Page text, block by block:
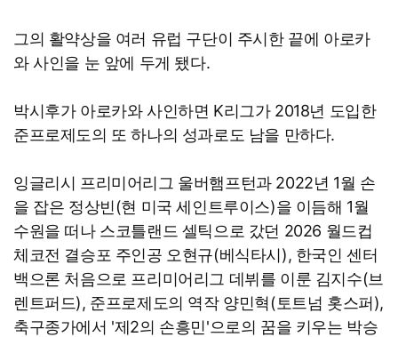
그의 활약상을 여러 유럽 구단이 주시한 끝에 아로카
와 사인을 눈 앞에 두게 됐다.
박시후가 아로카와 사인하면 K리그가 2018년 도입한
준프로제도의 또 하나의 성과로도 남을 만하다.
잉글리시 프리미어리그 울버햄프턴과 2022년 1월 손
을 잡은 정상빈(현 미국 세인트루이스)을 이듬해 1월
수원을 떠나 스코틀랜드 셀틱으로 갔던 2026 월드컵
체코전 결승포 주인공 오현규(베식타시), 한국인 센터
백으론 처음으로 프리미어리그 데뷔를 이룬 김지수(브
렌트퍼드), 준프로제도의 역작 양민혁(토트넘 홋스퍼),
축구종가에서 '제2의 손흥민'으로의 꿈을 키우는 박승